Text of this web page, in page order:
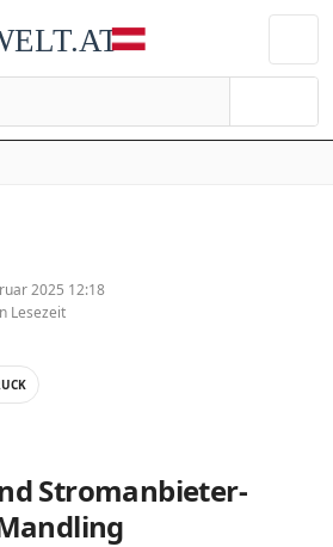
2025 12:18
Lesezeit
Stromanbieter-